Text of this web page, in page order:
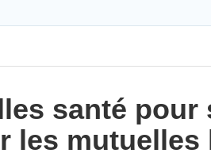
santé
les mutuelles